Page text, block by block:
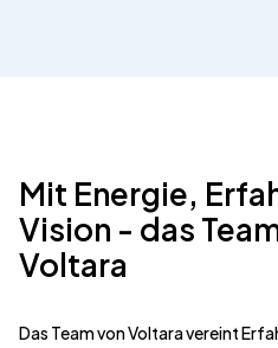
Mit Energie,
Vision - das
Voltara
Das Team von Voltara vereint